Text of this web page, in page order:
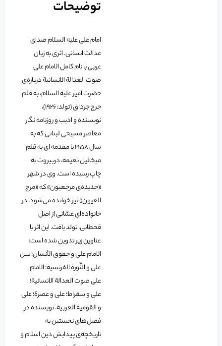
توضیحات
امام علی علیه السلام صدای
عدالت انسانی. اثری به زبان
عربی با نام کامل الامام علی
صوت العدالة الانسانیة درباره‌ی
حضرت امیر علیه السلام، به قلم
جرج جرداق (تولد: 1926)،
نویسنده و ادیب و روزنامه نگار
معاصر مسیحی لبنانی که به
سال 1958 با مقدمه ای به قلم
میخائیل نعیمه، دربیروت به
چاپ رسیده است. وی در شهر
«جدیده‌ی مرجعیون» که «مرج
العیون» نیز خوانده می‌شود، در
خانواده‌ای غسّانی از اصل
قحطانی، تولد یافت. این اثر با
عناوین زیر تدوین شده است:
الامام علی و حقوق الأنسان؛ بین
علی و الثّورة الفرنسیة؛ الامام
علی صوت العدالة الانسانیة؛
علی و سقراط؛ علی و عصرة؛ علی
و القومیة العربیة. نویسنده در
فصل‌های نخستین به
تاریخچه‌ی پیدایش دین اسلام و